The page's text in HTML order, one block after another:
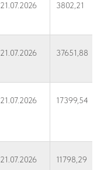
21.07.2026 3802,21
21.07.2026 37651,88
21.07.2026 17399,54
21.07.2026 11798,29